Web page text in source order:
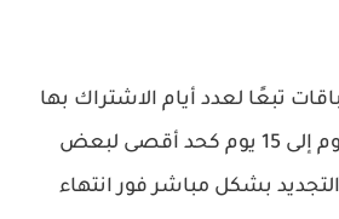
تبعًا لعدد أيام الاشتراك بها
والتي قد تتراوح من يوم إلى 15 يوم كحد أقصى لبعض
بشكل مباشر فور انتهاء